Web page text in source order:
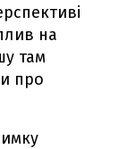
на
там
про